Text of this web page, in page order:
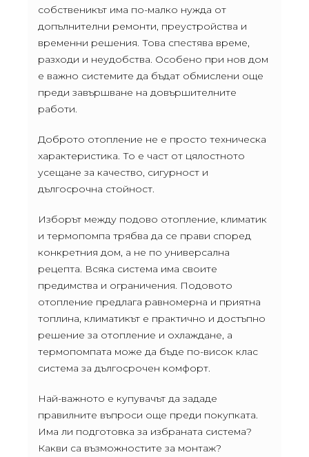
собственикът има по-малко нужда от
допълнителни ремонти, преустройства и
временни решения. Това спестява време,
разходи и неудобства. Особено при нов дом
е важно системите да бъдат обмислени още
преди завършване на довършителните
работи.
Доброто отопление не е просто техническа
характеристика. То е част от цялостното
усещане за качество, сигурност и
дългосрочна стойност.
Изборът между подово отопление, климатик
и термопомпа трябва да се прави според
конкретния дом, а не по универсална
рецепта. Всяка система има своите
предимства и ограничения. Подовото
отопление предлага равномерна и приятна
топлина, климатикът е практично и достъпно
решение за отопление и охлаждане, а
термопомпата може да бъде по-висок клас
система за дългосрочен комфорт.
Най-важното е купувачът да зададе
правилните въпроси още преди покупката.
Има ли подготовка за избраната система?
Какви са възможностите за монтаж?